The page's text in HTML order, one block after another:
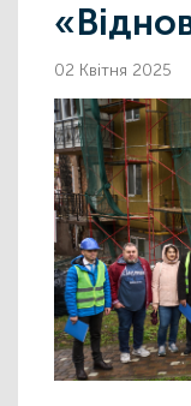
02 Квітня 2025